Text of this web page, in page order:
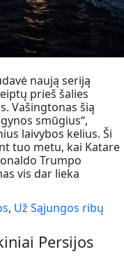
naują seriją
prieš šalies
Vašingtonas šią
smūgius“,
laivybos kelius. Ši
tuo metu, kai Katare
Trumpo
vis dar lieka
, Už Sąjungos ribų
Persijos